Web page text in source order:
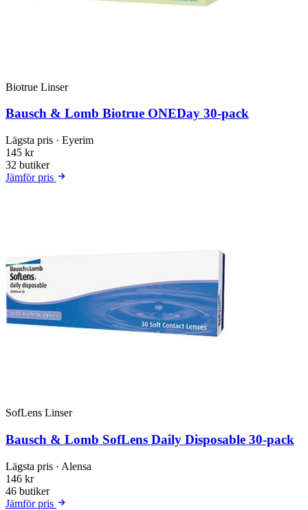
Biotrue Linser
Bausch & Lomb Biotrue ONEDay 30-pack
Lägsta pris · Eyerim
145 kr
32 butiker
Jämför pris
SofLens Linser
Bausch & Lomb SofLens Daily Disposable 30-pack
Lägsta pris · Alensa
146 kr
46 butiker
Jämför pris